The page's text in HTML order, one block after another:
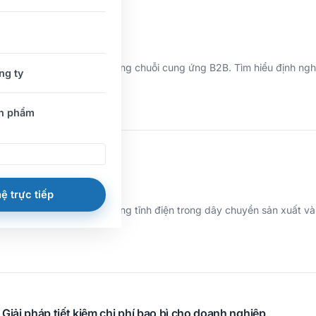
ty
phẩm
trực tiếp
là gì?
tái sử dụng nhiều lần trong chuỗi cung ứng B2B. Tìm hiểu định
điện ESD
linh kiện điện tử khỏi phóng tĩnh điện trong dây chuyền sản xuất và